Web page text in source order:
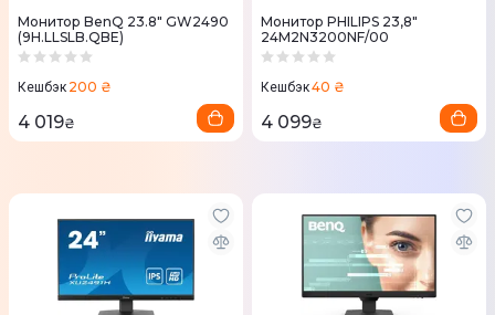
Монитор BenQ 23.8" GW2490
(9H.LLSLB.QBE)
Кешбэк 200 ₴
4 019₴
Монитор PHILIPS 23,8"
24M2N3200NF/00
Кешбэк40 ₴
4 099₴